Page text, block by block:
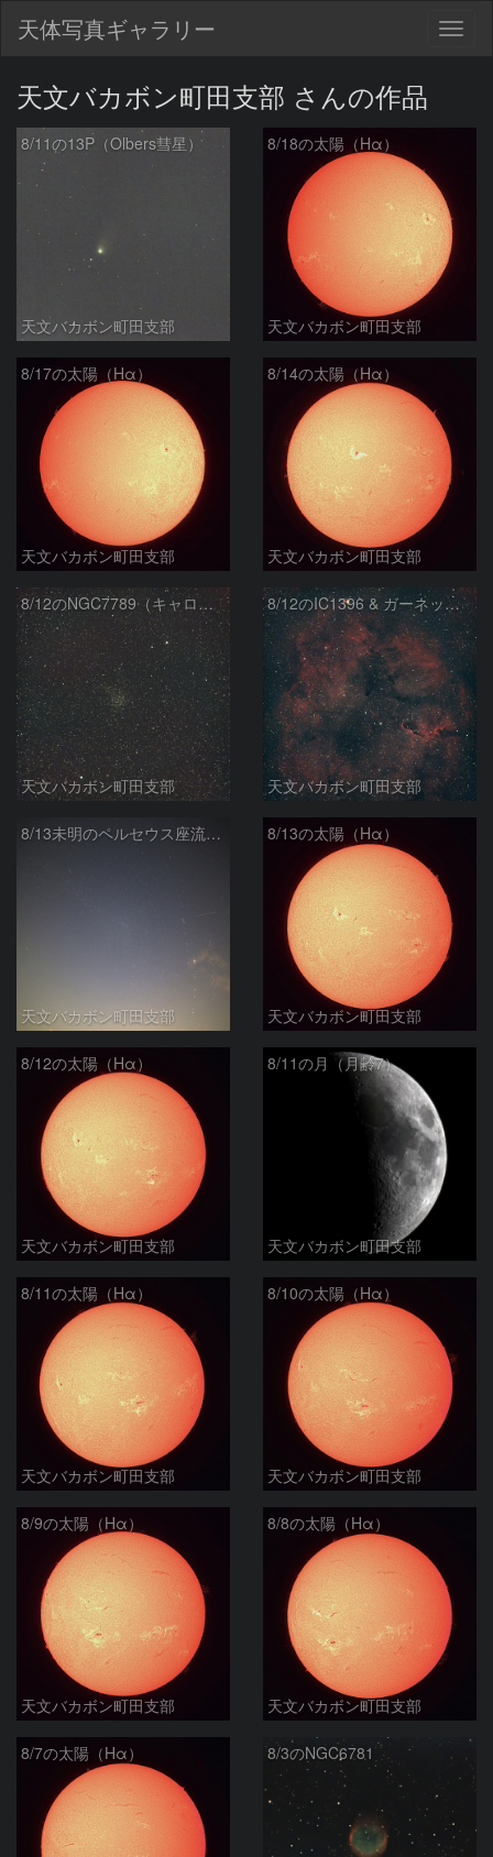
天体写真ギャラリー
天文バカボン町田支部 さんの作品
8/11の13P（Olbers彗星）
天文バカボン町田支部
8/18の太陽（Hα）
天文バカボン町田支部
8/17の太陽（Hα）
天文バカボン町田支部
8/14の太陽（Hα）
天文バカボン町田支部
8/12のNGC7789（キャロラインのバラ星団）
天文バカボン町田支部
8/12のIC1396 & ガーネット・スター
天文バカボン町田支部
8/13未明のペルセウス座流星群
天文バカボン町田支部
8/13の太陽（Hα）
天文バカボン町田支部
8/12の太陽（Hα）
天文バカボン町田支部
8/11の月（月齢7）
天文バカボン町田支部
8/11の太陽（Hα）
天文バカボン町田支部
8/10の太陽（Hα）
天文バカボン町田支部
8/9の太陽（Hα）
天文バカボン町田支部
8/8の太陽（Hα）
天文バカボン町田支部
8/7の太陽（Hα） 8/3のNGC6781